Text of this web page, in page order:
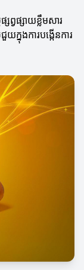
វផ្សាយខ្លឹមសារ
ក្នុងការបង្កើនការ